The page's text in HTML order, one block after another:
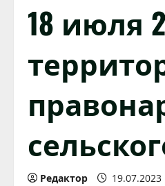
18 июля
Редактор 19.07.2023